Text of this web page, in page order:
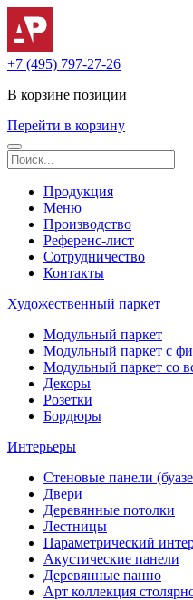
+7 (495) 797-27-26
В корзине позиции
Перейти в корзину
Продукция
Меню
Производство
Референс-лист
Сотрудничество
Контакты
Художественный паркет
Модульный паркет
Модульный паркет с
Модульный паркет со
Декоры
Розетки
Бордюры
Интерьеры
Стеновые панели
Двери
Деревянные потолки
Лестницы
Параметрический
Акустические панели
Деревянные панно
Арт коллекция